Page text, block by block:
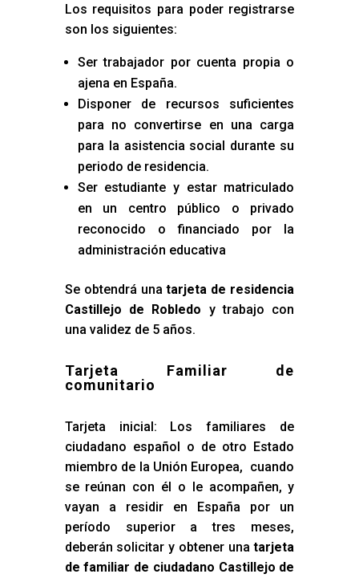
Los requisitos para poder registrarse
son los siguientes:
Ser trabajador por cuenta propia o
ajena en España.
Disponer de recursos suficientes
para no convertirse en una carga
para la asistencia social durante su
periodo de residencia.
Ser estudiante y estar matriculado
en un centro público o privado
reconocido o financiado por la
administración educativa
Se obtendrá unatarjeta de residencia
Castillejo de Robledo y trabajo con
una validez de 5 años.
Tarjeta Familiar de
comunitario
Tarjeta inicial: Los familiares de
ciudadano español o de otro Estado
miembro de la Unión Europea, cuando
se reúnan con él o le acompañen, y
vayan a residir en España por un
período superior a tres meses,
deberán solicitar y obtener unatarjeta
de familiar de ciudadano Castillejo de